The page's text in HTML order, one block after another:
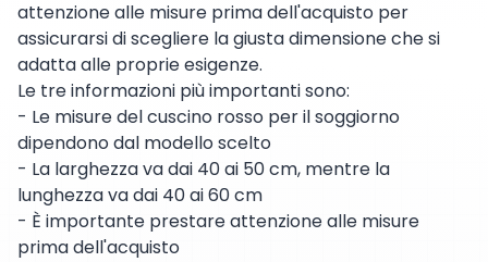
attenzione alle misure prima dell'acquisto per
assicurarsi di scegliere la giusta dimensione che si
adatta alle proprie esigenze.
Le tre informazioni più importanti sono:
- Le misure del cuscino rosso per il soggiorno
dipendono dal modello scelto
- La larghezza va dai 40 ai 50 cm, mentre la
lunghezza va dai 40 ai 60 cm
- È importante prestare attenzione alle misure
prima dell'acquisto